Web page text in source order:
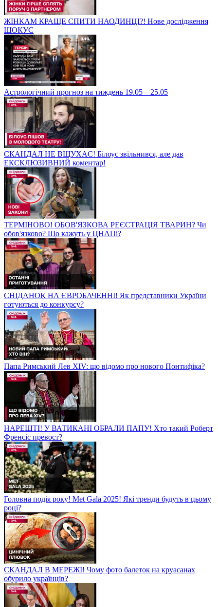
ЖІНКАМ КРАЩЕ СПИТИ НАОДИНЦІ?! Нове дослідження
ШОКУЄ
Астрологічний прогноз на тиждень 19.05 – 25.05
СКАНДАЛ НЕ ВЩУХАЄ! Білоус звільнився, але дав
ЕКСКЛЮЗИВНИЙ коментар!
ТЕРМІНОВО! ОБОВ'ЯЗКОВА РЕЄСТРАЦІЯ ТВАРИН? Чи
обов'язково? Що кажуть у ЦНАПі?
СНІДАНОК НА ЄВРОБАЧЕННІ! Як представники України
готуються до конкурсу?
Папа Римський Лев XIV: що відомо про нового Понтифіка?
НАРЕШТІ! У ВАТИКАНІ ОБРАЛИ ПАПУ! Хто такий Роберт
Френсіс превост?
Головна подія року! Met Gala 2025! Які тренди будуть в цьому
році?
СКАНДАЛ В МЕРЕЖІ! Чому фото балеток на круасанах
обурило українців?